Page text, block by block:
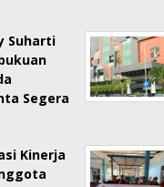
Suharti
Segera
Kinerja